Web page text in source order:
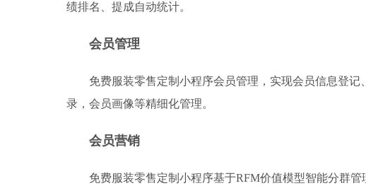
绩排名、提成自动统计。
会员管理
免费服装零售定制小程序会员管理，实现会员信息登
录，会员画像等精细化管理。
会员营销
免费服装零售定制小程序基于RFM价值模型智能分群